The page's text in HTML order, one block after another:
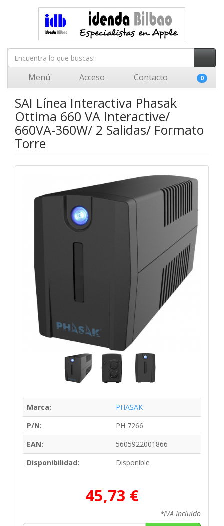
Menú Acceso Contacto 0
SAI Línea Interactiva Phasak
Ottima 660 VA Interactive/
660VA-360W/ 2 Salidas/ Formato
Torre
Marca:
PHASAK
P/N:
PH 7266
EAN:
5605922001866
Disponibilidad:
Disponible
45,73 €
*IVA Incluido